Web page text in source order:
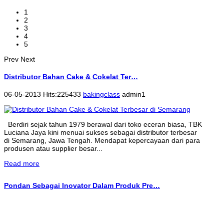
1
2
3
4
5
Prev Next
Distributor Bahan Cake & Cokelat Ter…
06-05-2013 Hits:225433 bakingclass admin1
Berdiri sejak tahun 1979 berawal dari toko eceran biasa, TBK
Luciana Jaya kini menuai sukses sebagai distributor terbesar
di Semarang, Jawa Tengah. Mendapat kepercayaan dari para
produsen atau supplier besar...
Read more
Pondan Sebagai Inovator Dalam Produk Pre…